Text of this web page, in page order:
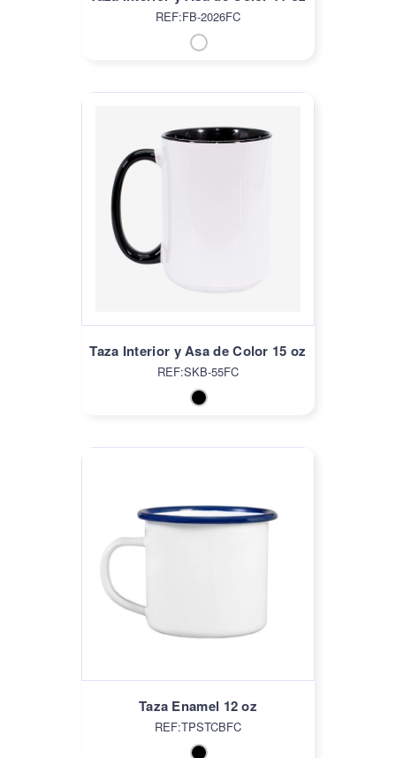
REF:FB-2026FC
Taza Interior y Asa de Color 15 oz
REF:SKB-55FC
Taza Enamel 12 oz
REF:TPSTCBFC